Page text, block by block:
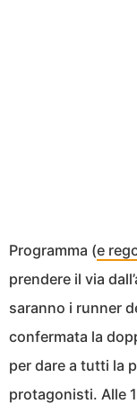
Programma (e
prendere il via
saranno i runner
confermata la
per dare a tutti la
protagonisti. Alle